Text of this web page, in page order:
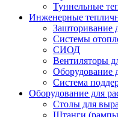
Туннельные
Инженерные
Зашторивание
Системы
СИОД
Вентиляторы
Оборудование
Система
Оборудование для
Столы для
Штанги